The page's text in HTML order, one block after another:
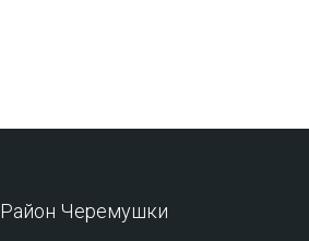
Район Черемушки